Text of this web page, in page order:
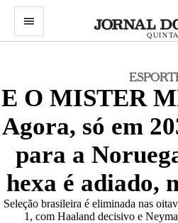
menu
E O MISTER
Agora, só em
para a
hexa é adiado,
Seleção brasileira é eliminada nas
1, com Haaland decisivo e